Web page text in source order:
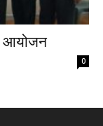
आयोजन
0